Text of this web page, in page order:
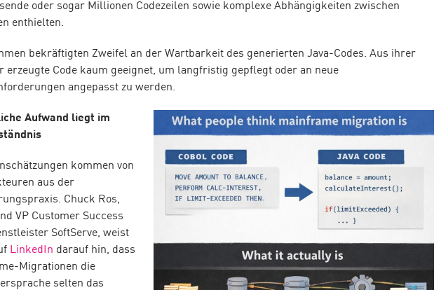
oder sogar Millionen Codezeilen sowie komplexe Abhängigkeiten zwischen
enthielten.
bekräftigten Zweifel an der Wartbarkeit des generierten Java-Codes. Aus ihrer
erzeugte Code kaum geeignet, um langfristig gepflegt oder an neue
angepasst zu werden.
Aufwand liegt im
kommen von
aus der
Chuck Ros,
VP Customer Success
SoftServe, weist
LinkedIn darauf hin, dass
Migrationen die
selten das